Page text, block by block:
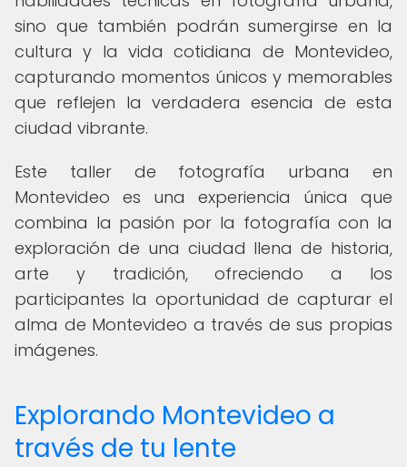
sino que también podrán sumergirse en la
cultura y la vida cotidiana de Montevideo,
capturando momentos únicos y memorables
que reflejen la verdadera esencia de esta
ciudad vibrante.
Este taller de fotografía urbana en
Montevideo es una experiencia única que
combina la pasión por la fotografía con la
exploración de una ciudad llena de historia,
arte y tradición, ofreciendo a los
participantes la oportunidad de capturar el
alma de Montevideo a través de sus propias
imágenes.
Explorando Montevideo a
través de tu lente